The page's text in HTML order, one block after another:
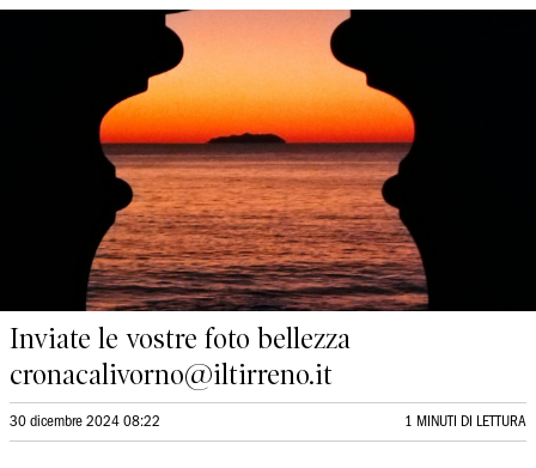
Inviate le vostre foto bellezza
cronacalivorno@iltirreno.it
30 dicembre 2024 08:22 1 MINUTI DI LETTURA